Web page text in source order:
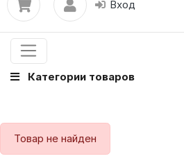
Вход
Категории товаров
Товар не найден